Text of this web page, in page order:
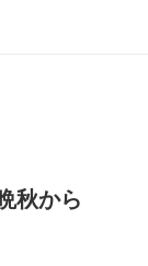
秋から